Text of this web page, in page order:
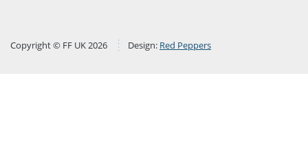
Copyright © FF UK 2026 Design: Red Peppers